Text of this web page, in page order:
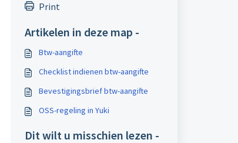
Print
Artikelen in deze map -
Btw-aangifte
Checklist indienen btw-aangifte
Bevestigingsbrief btw-aangifte
OSS-regeling in Yuki
Dit wilt u misschien lezen -